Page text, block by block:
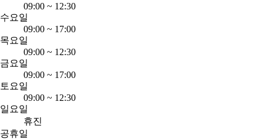
09:00 ~ 12:30
수요일
09:00 ~ 17:00
목요일
09:00 ~ 12:30
금요일
09:00 ~ 17:00
토요일
09:00 ~ 12:30
일요일
휴진
공휴일